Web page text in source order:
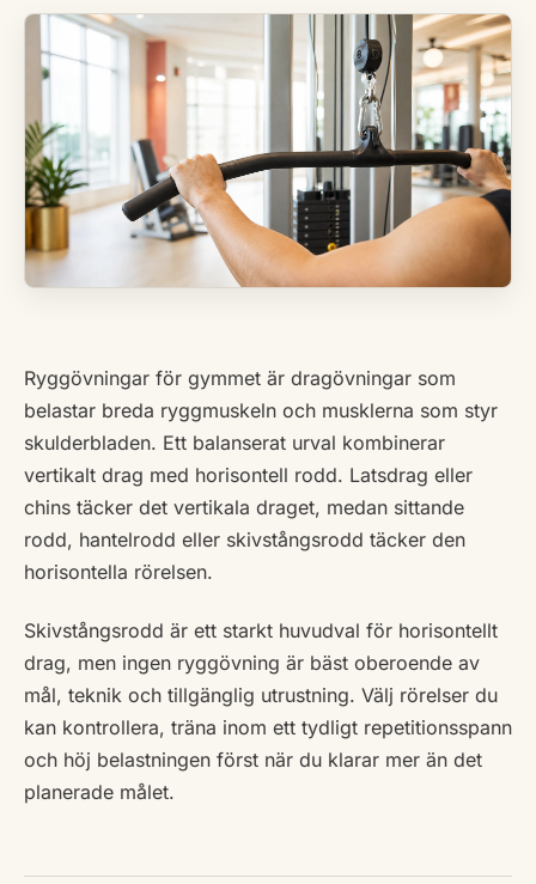
Ryggövningar för gymmet är dragövningar som
belastar breda ryggmuskeln och musklerna som styr
skulderbladen. Ett balanserat urval kombinerar
vertikalt drag med horisontell rodd. Latsdrag eller
chins täcker det vertikala draget, medan sittande
rodd, hantelrodd eller skivstångsrodd täcker den
horisontella rörelsen.
Skivstångsrodd är ett starkt huvudval för horisontellt
drag, men ingen ryggövning är bäst oberoende av
mål, teknik och tillgänglig utrustning. Välj rörelser du
kan kontrollera, träna inom ett tydligt repetitionsspann
och höj belastningen först när du klarar mer än det
planerade målet.